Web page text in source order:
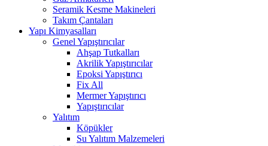
Seramik Kesme Makineleri
Takım Çantaları
Yapı Kimyasalları
Genel Yapıştırıcılar
Ahşap Tutkalları
Akrilik Yapıştırıcılar
Epoksi Yapıştırıcı
Fix All
Mermer Yapıştırıcı
Yapıştırıcılar
Yalıtım
Köpükler
Su Yalıtım Malzemeleri